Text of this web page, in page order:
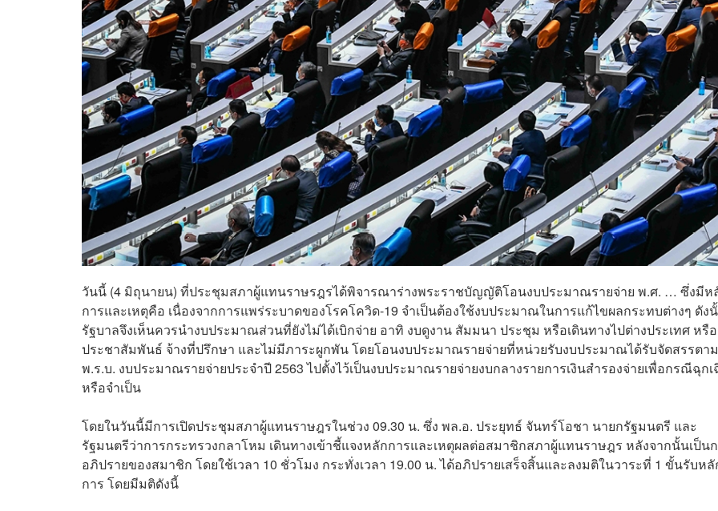
วันนี้ (4 มิถุนายน) ที่ประชุมสภาผู้แทนราษรฎรได้พิจารณาร่างพระราชบัญญัติโอนงบประมาณรายจ่าย พ.ศ. … ซึ่งมีห
การและเหตุคือ เนื่องจากการแพร่ระบาดของโรคโควิด-19 จำเป็นต้องใช้งบประมาณในการแก้ไขผลกระทบต่างๆ ดัง
รัฐบาลจึงเห็นควรนำงบประมาณส่วนที่ยังไม่ได้เบิกจ่าย อาทิ งบดูงาน สัมมนา ประชุม หรือเดินทางไปต่างประเทศ หรื
ประชาสัมพันธ์ จ้างที่ปรึกษา และไม่มีภาระผูกพัน โดยโอนงบประมาณรายจ่ายที่หน่วยรับงบประมาณได้รับจัดสรรตาม
พ.ร.บ. งบประมาณรายจ่ายประจำปี 2563 ไปตั้งไว้เป็นงบประมาณรายจ่ายงบกลางรายการเงินสำรองจ่ายเพื่อกรณีฉุก
หรือจำเป็น
โดยในวันนี้มีการเปิดประชุมสภาผู้แทนราษฎรในช่วง 09.30 น. ซึ่ง พล.อ. ประยุทธ์ จันทร์โอชา นายกรัฐมนตรี และ
รัฐมนตรีว่าการกระทรวงกลาโหม เดินทางเข้าชี้แจงหลักการและเหตุผลต่อสมาชิกสภาผู้แทนราษฎร หลังจากนั้นเป็น
อภิปรายของสมาชิก โดยใช้เวลา 10 ชั่วโมง กระทั่งเวลา 19.00 น. ได้อภิปรายเสร็จสิ้นและลงมติในวาระที่ 1 ขั้นรับหลั
การ โดยมีมติดังนี้